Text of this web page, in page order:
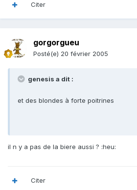
Citer
gorgorgueu
Posté(e) 20 février 2005
genesis a dit :
et des blondes à forte poitrines
il n y a pas de la biere aussi ? :heu:
Citer